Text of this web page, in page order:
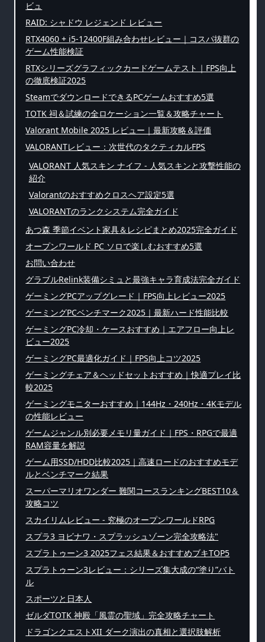
ビュ
RAID: シャドウ レジェンド レビュー
RTX4060 + i5-12400F組み合わせレビュー｜コスパ抜群の
ゲーム性能検証
RTXシリーズグラフィックカードゲームテスト｜FPS向上
の徹底検証2025
SteamでダウンロードできるPCゲームおすすめ5選
TOTK 祠＆試練の全ロケーション一覧＆攻略チャート
Valorant Mobile 2025 レビュー｜最新攻略＆評価
VALORANTレビュー：次世代のタクティカルFPS
VALORANT 人気スキン ナイフ - 人気スキンと攻撃性能の
紹介
Valorantのおすすめクロスヘア設定5選
VALORANTのランクシステム完全ガイド
あつ森 季節イベント家具＆レシピまとめ2025完全ガイド
オープンワールド PC ソロで楽しむおすすめ5選
お問い合わせ
グラブルRelink装備シミュと最強キャラ育成法完全ガイド
ゲーミングPCアップグレード｜FPS向上レビュー2025
ゲーミングPCベンチマーク2025｜最新ハード性能比較
ゲーミングPC冷却・ケースおすすめ｜エアフロー向上レ
ビュー2025
ゲーミングPC最適化ガイド｜FPS向上コツ2025
ゲーミングチェア＆ヘッドセットおすすめ｜快適プレイ比
較2025
ゲーミングモニターおすすめ｜144Hz・240Hz・4Kモデル
の性能レビュー
ゲームジャンル別必要メモリ量ガイド｜FPS・RPGで最適
RAM容量を解説
ゲーム用SSD/HDD比較2025｜高速ロードのおすすめモデ
ルとベンチマーク結果
スーパーマリオワンダー 難関コースランキングBEST10＆
攻略コツ
スカイリムレビュー - 究極のオープンワールドRPG
スプラ3 ヨビナワ・スプラッシュゾーン完全攻略法"
スプラトゥーン3 2025フェス結果＆おすすめブキTOP5
スプラトゥーン3レビュー：シリーズ集大成の“塗り”バト
ル
スポーツと日本人
ゼルダTOTK 神殿「風霊の聖域」完全攻略チャート
ドラゴンクエストXII ダーク演出の真相と選択肢解析